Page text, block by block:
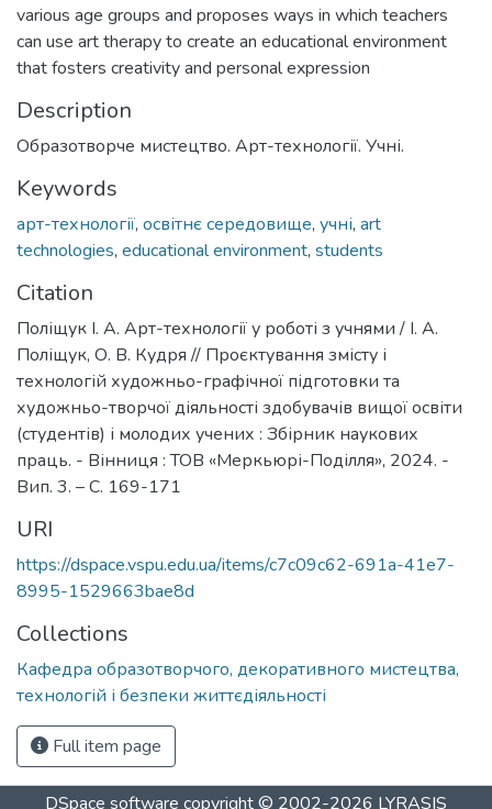
various age groups and proposes ways in which teachers
can use art therapy to create an educational environment
that fosters creativity and personal expression
Description
Образотворче мистецтво. Арт-технології. Учні.
Keywords
арт-технології, освітнє середовище, учні, art
technologies, educational environment, students
Citation
Поліщук І. А. Арт-технології у роботі з учнями / І. А.
Поліщук, О. В. Кудря // Проєктування змісту і
технологій художньо-графічної підготовки та
художньо-творчої діяльності здобувачів вищої освіти
(студентів) і молодих учених : Збірник наукових
праць. - Вінниця : ТОВ «Меркьюрі-Поділля», 2024. -
Вип. 3. – С. 169-171
URI
https://dspace.vspu.edu.ua/items/c7c09c62-691a-41e7-
8995-1529663bae8d
Collections
Кафедра образотворчого, декоративного мистецтва,
технологій і безпеки життєдіяльності
Full item page
DSpace software copyright © 2002-2026 LYRASIS